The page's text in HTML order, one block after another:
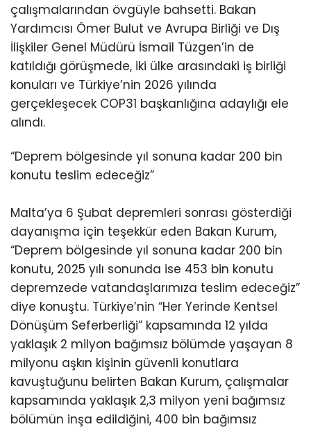
çalışmalarından övgüyle bahsetti. Bakan
Yardımcısı Ömer Bulut ve Avrupa Birliği ve Dış
İlişkiler Genel Müdürü İsmail Tüzgen’in de
katıldığı görüşmede, iki ülke arasındaki iş birliği
konuları ve Türkiye’nin 2026 yılında
gerçekleşecek COP31 başkanlığına adaylığı ele
alındı.
“Deprem bölgesinde yıl sonuna kadar 200 bin
konutu teslim edeceğiz”
Malta’ya 6 Şubat depremleri sonrası gösterdiği
dayanışma için teşekkür eden Bakan Kurum,
“Deprem bölgesinde yıl sonuna kadar 200 bin
konutu, 2025 yılı sonunda ise 453 bin konutu
depremzede vatandaşlarımıza teslim edeceğiz”
diye konuştu. Türkiye’nin “Her Yerinde Kentsel
Dönüşüm Seferberliği” kapsamında 12 yılda
yaklaşık 2 milyon bağımsız bölümde yaşayan 8
milyonu aşkın kişinin güvenli konutlara
kavuştuğunu belirten Bakan Kurum, çalışmalar
kapsamında yaklaşık 2,3 milyon yeni bağımsız
bölümün inşa edildiğini, 400 bin bağımsız